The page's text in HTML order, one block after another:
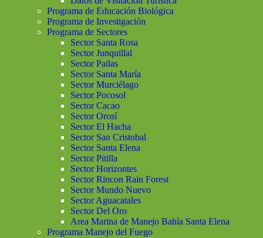
Programa de Educación Biológica
Programa de Investigación
Programa de Sectores
Sector Santa Rosa
Sector Junquillal
Sector Pailas
Sector Santa María
Sector Murciélago
Sector Pocosol
Sector Cacao
Sector Orosí
Sector El Hacha
Sector San Cristobal
Sector Santa Elena
Sector Pitilla
Sector Horizontes
Sector Rincon Rain Forest
Sector Mundo Nuevo
Sector Aguacatales
Sector Del Oro
Area Marina de Manejo Bahía Santa Elena
Programa Manejo del Fuego